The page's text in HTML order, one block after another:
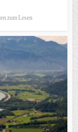
zum Lesen